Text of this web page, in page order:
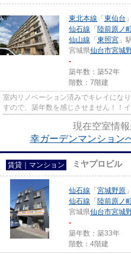
東北本線 「 東仙台
仙石線 「 陸前原ノ
仙山線 「 東照宮 」
宮城県仙台市宮城
-
築年数：築52年
階数：7階建
室内リノベーション済みでキレイにな
すので、築年数を感じさせません！！
現在空室情報
幸ガーデンマンション
賃貸｜マンション ミヤプロビル
仙石線 「 宮城野原
仙石線 「 陸前原ノ
宮城県仙台市宮城
-
築年数：築33年
階数：4階建